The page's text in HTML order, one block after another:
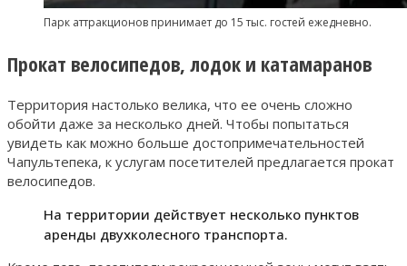
Парк аттракционов принимает до 15 тыс. гостей ежедневно.
Прокат велосипедов, лодок и катамаранов
Территория настолько велика, что ее очень сложно
обойти даже за несколько дней. Чтобы попытаться
увидеть как можно больше достопримечательностей
Чапультепека, к услугам посетителей предлагается прокат
велосипедов.
На территории действует несколько пунктов
аренды двухколесного транспорта.